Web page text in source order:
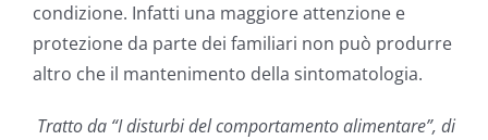
condizione. Infatti una maggiore attenzione e
protezione da parte dei familiari non può produrre
altro che il mantenimento della sintomatologia.
Tratto da “I disturbi del comportamento alimentare”, di